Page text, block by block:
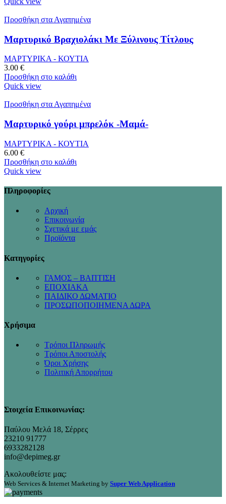
Προσθήκη στα Αγαπημένα
Μαρτυρικό Βραχιολάκι Με Ξύλινους Τίτλους
ΜΑΡΤΥΡΙΚΑ - ΚΟΥΤΙΑ
3.00 €
Προσθήκη στο καλάθι
Quick view
Προσθήκη στα Αγαπημένα
Μαρτυρικό γούρι μπρελόκ -Μαμά-
ΜΑΡΤΥΡΙΚΑ - ΚΟΥΤΙΑ
6.00 €
Προσθήκη στο καλάθι
Quick view
Πληροφορίες
Αρχική
Επικοινωνία
Σχετικά με εμάς
Προϊόντα
Κατηγορίες
ΓΑΜΟΣ – ΒΑΠΤΙΣΗ
ΕΠΟΧΙΑΚΑ
ΠΑΙΔΙΚΟ ΔΩΜΑΤΙΟ
ΠΡΟΣΩΠΟΠΟΙΗΜΕΝΑ ΔΩΡΑ
Χρήσιμα
Τρόποι Πληρωμής
Τρόποι Αποστολής
Όροι Χρήσης
Πολιτική Απορρήτου
Στοιχεία Επικοινωνίας:
Παύλου Μελά 18, Σέρρες
23210 91777
6933282128
info@depimeg.gr
Ακολουθείστε μας:
Web Services & Internet Marketing by Super Web Application